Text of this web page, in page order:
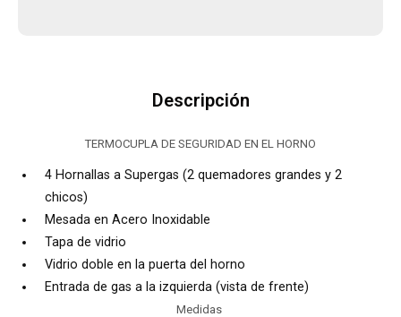
Descripción
TERMOCUPLA DE SEGURIDAD EN EL HORNO
4 Hornallas a Supergas (2 quemadores grandes y 2
chicos)
Mesada en Acero Inoxidable
Tapa de vidrio
Vidrio doble en la puerta del horno
Entrada de gas a la izquierda (vista de frente)
Medidas